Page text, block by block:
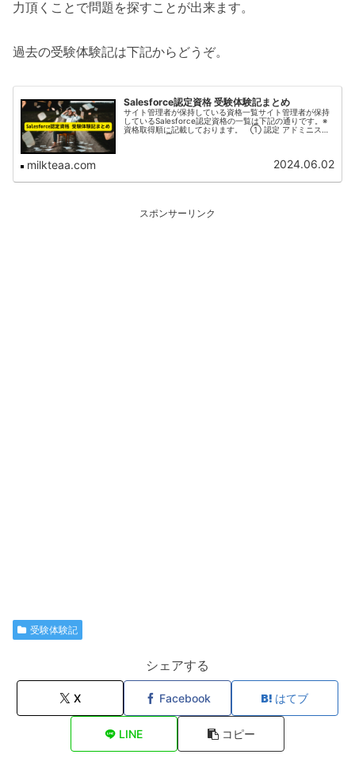
力頂くことで問題を探すことが出来ます。
過去の受験体験記は下記からどうぞ。
Salesforce認定資格 受験体験記まとめ
サイト管理者が保持している資格一覧サイト管理者が保持
しているSalesforce認定資格の一覧は下記の通りです。※
資格取得順に記載しております。 ① 認定 アドミニスト
milkteaa.com 2024.06.02
スポンサーリンク
受験体験記
シェアする
X Facebook はてブ
LINE コピー